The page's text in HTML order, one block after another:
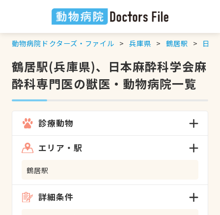
動物病院ドクターズ・ファイル 兵庫県 鶴居駅 日本
鶴居駅(兵庫県)、日本麻酔科学会麻
酔科専門医の獣医・動物病院一覧
診療動物
エリア・駅
鶴居駅
詳細条件